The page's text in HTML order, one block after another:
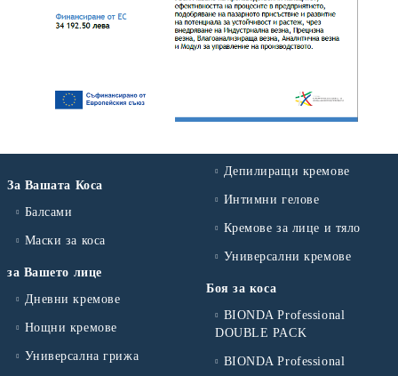
За Вашата Коса
Балсами
Маски за коса
за Вашето лице
Дневни кремове
Нощни кремове
Универсална грижа
Депилиращи кремове
Интимни гелове
Кремове за лице и тяло
Универсални кремове
Боя за коса
BIONDA Professional
DOUBLE PACK
BIONDA Professional